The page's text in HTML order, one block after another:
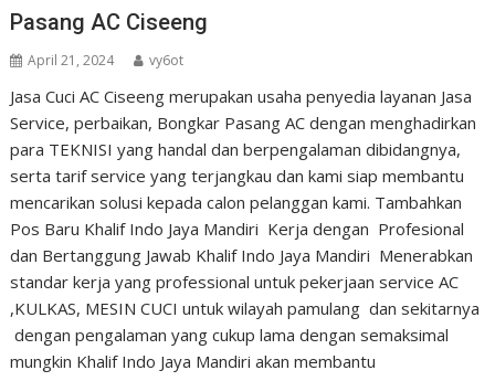
Pasang AC Ciseeng
April 21, 2024 vy6ot
Jasa Cuci AC Ciseeng merupakan usaha penyedia layanan Jasa
Service, perbaikan, Bongkar Pasang AC dengan menghadirkan
para TEKNISI yang handal dan berpengalaman dibidangnya,
serta tarif service yang terjangkau dan kami siap membantu
mencarikan solusi kepada calon pelanggan kami. Tambahkan
Pos Baru Khalif Indo Jaya Mandiri Kerja dengan Profesional
dan Bertanggung Jawab Khalif Indo Jaya Mandiri Menerabkan
standar kerja yang professional untuk pekerjaan service AC
,KULKAS, MESIN CUCI untuk wilayah pamulang dan sekitarnya
dengan pengalaman yang cukup lama dengan semaksimal
mungkin Khalif Indo Jaya Mandiri akan membantu